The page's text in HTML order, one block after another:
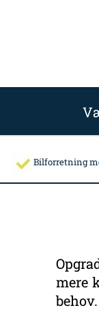
Bilforretning
mere
behov.